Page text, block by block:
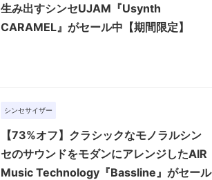
生み出すシンセUJAM『Usynth
CARAMEL』がセール中【期間限定】
シンセサイザー
【73%オフ】クラシックなモノラルシン
セのサウンドをモダンにアレンジしたAIR
Music Technology『Bassline』がセール